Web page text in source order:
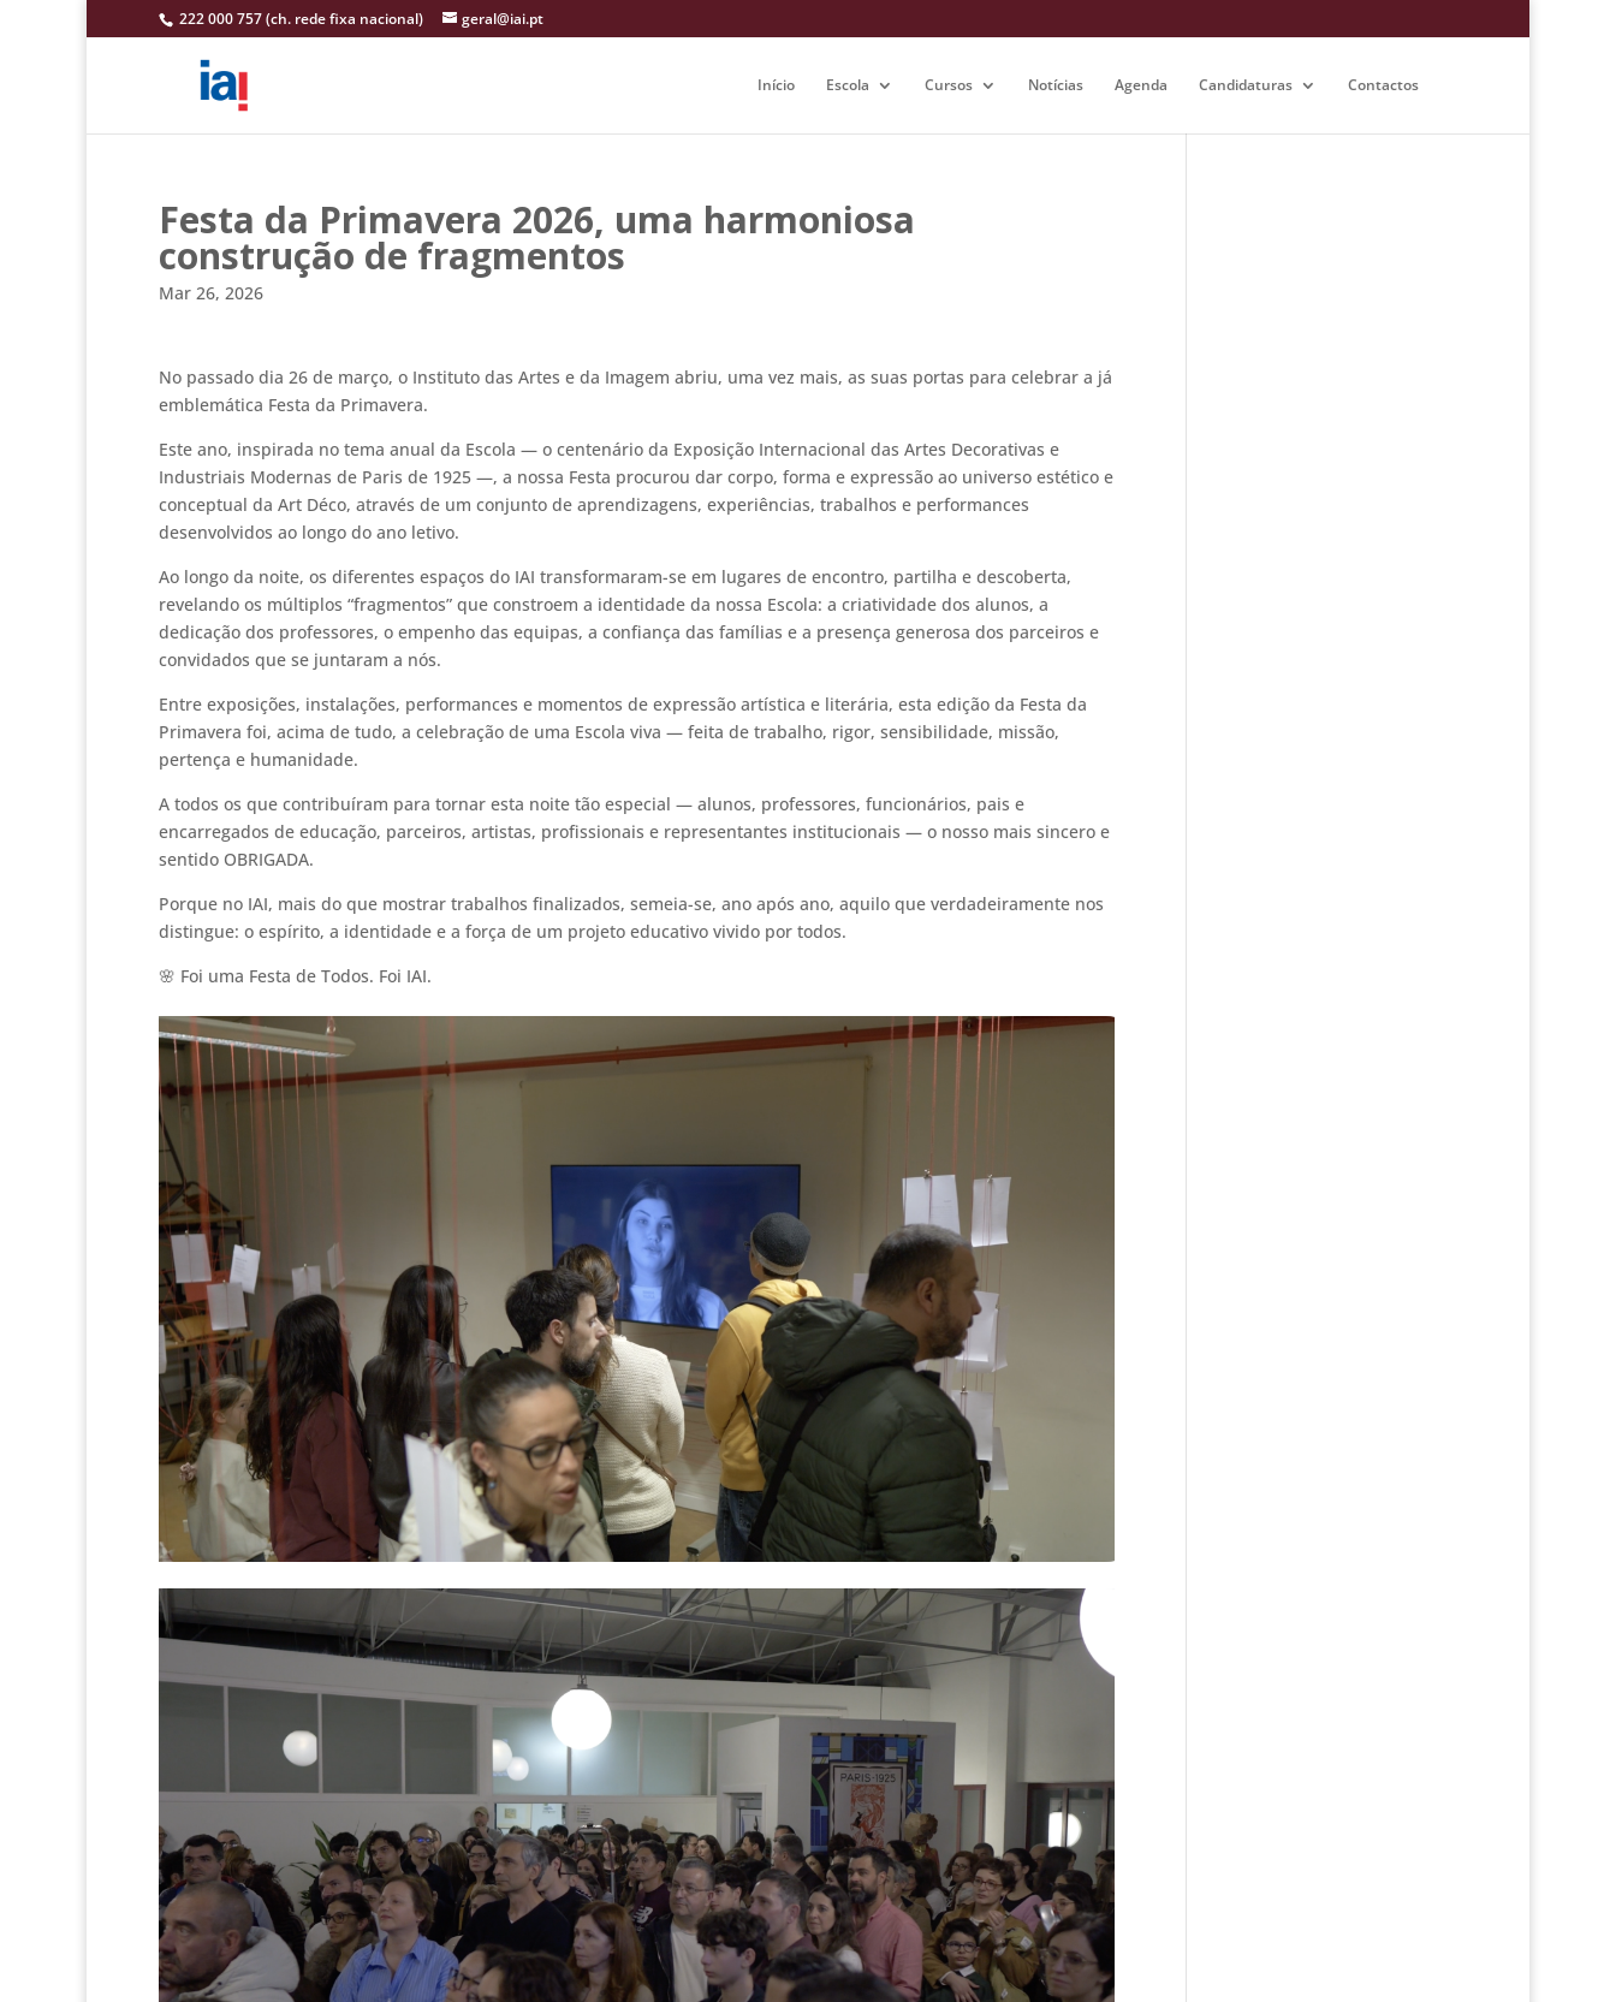
222 000 757 (ch. rede fixa nacional) geral@iai.pt
Início Escola Cursos Notícias Agenda Candidaturas Contactos
Festa da Primavera 2026, uma harmoniosa
construção de fragmentos
Mar 26, 2026
No passado dia 26 de março, o Instituto das Artes e da Imagem abriu, uma vez mais, as suas portas para celebrar a já
emblemática Festa da Primavera.
Este ano, inspirada no tema anual da Escola — o centenário da Exposição Internacional das Artes Decorativas e
Industriais Modernas de Paris de 1925 —, a nossa Festa procurou dar corpo, forma e expressão ao universo estético e
conceptual da Art Déco, através de um conjunto de aprendizagens, experiências, trabalhos e performances
desenvolvidos ao longo do ano letivo.
Ao longo da noite, os diferentes espaços do IAI transformaram-se em lugares de encontro, partilha e descoberta,
revelando os múltiplos “fragmentos” que constroem a identidade da nossa Escola: a criatividade dos alunos, a
dedicação dos professores, o empenho das equipas, a confiança das famílias e a presença generosa dos parceiros e
convidados que se juntaram a nós.
Entre exposições, instalações, performances e momentos de expressão artística e literária, esta edição da Festa da
Primavera foi, acima de tudo, a celebração de uma Escola viva — feita de trabalho, rigor, sensibilidade, missão,
pertença e humanidade.
A todos os que contribuíram para tornar esta noite tão especial — alunos, professores, funcionários, pais e
encarregados de educação, parceiros, artistas, profissionais e representantes institucionais — o nosso mais sincero e
sentido OBRIGADA.
Porque no IAI, mais do que mostrar trabalhos finalizados, semeia-se, ano após ano, aquilo que verdadeiramente nos
distingue: o espírito, a identidade e a força de um projeto educativo vivido por todos.
🌸 Foi uma Festa de Todos. Foi IAI.